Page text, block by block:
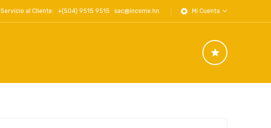
Servicio al Cliente: +(504) 9515 9515 sac@income.hn Mi Cuenta